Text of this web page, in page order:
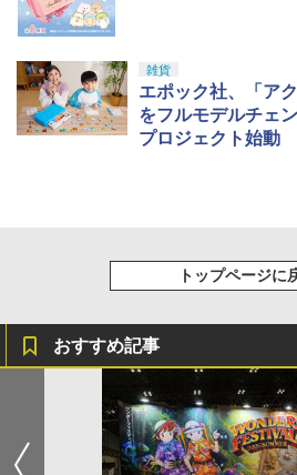
雑貨
エポック社、「ア
をフルモデルチェ
プロジェクト始動
トップページに
おすすめ記事